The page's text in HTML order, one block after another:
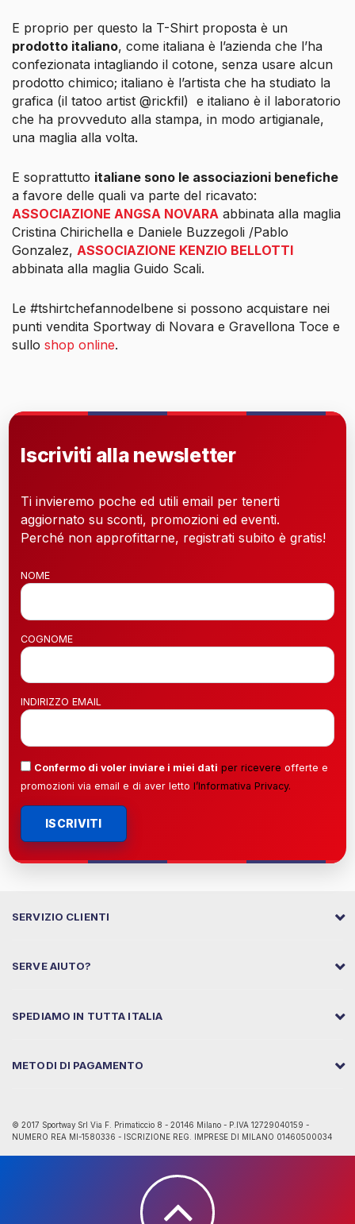
E proprio per questo la T-Shirt proposta è un
prodotto italiano, come italiana è l’azienda che l’ha
confezionata intagliando il cotone, senza usare alcun
prodotto chimico; italiano è l’artista che ha studiato la
grafica (il tatoo artist @rickfil) e italiano è il laboratorio
che ha provveduto alla stampa, in modo artigianale,
una maglia alla volta.
E soprattutto italiane sono le associazioni benefiche
a favore delle quali va parte del ricavato:
ASSOCIAZIONE ANGSA NOVARA abbinata alla maglia
Cristina Chirichella e Daniele Buzzegoli /Pablo
Gonzalez, ASSOCIAZIONE KENZIO BELLOTTI
abbinata alla maglia Guido Scali.
Le #tshirtchefannodelbene si possono acquistare nei
punti vendita Sportway di Novara e Gravellona Toce e
sullo shop online.
Iscriviti alla newsletter
Ti invieremo poche ed utili email per tenerti
aggiornato su sconti, promozioni ed eventi.
Perché non approfittarne, registrati subito è gratis!
NOME
COGNOME
INDIRIZZO EMAIL
Confermo di voler inviare i miei dati per ricevere offerte e
promozioni via email e di aver letto l’Informativa Privacy.
ISCRIVITI
SERVIZIO CLIENTI
SERVE AIUTO?
SPEDIAMO IN TUTTA ITALIA
METODI DI PAGAMENTO
© 2017 Sportway Srl Via F. Primaticcio 8 - 20146 Milano - P.IVA 12729040159 -
NUMERO REA MI-1580336 - ISCRIZIONE REG. IMPRESE DI MILANO 01460500034